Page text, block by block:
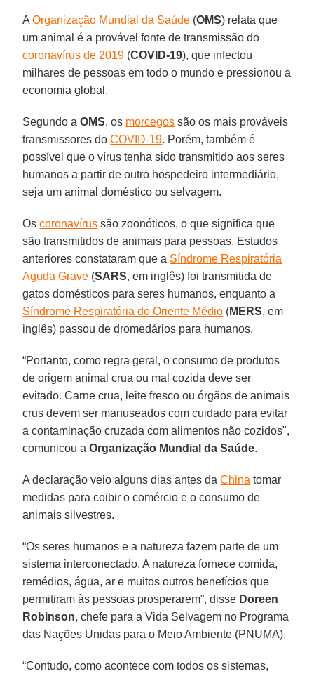
AOrganização Mundial da Saúde (OMS) relata que
um animal é a provável fonte de transmissão do
coronavírus de 2019 (COVID-19), que infectou
milhares de pessoas em todo o mundo e pressionou a
economia global.
Segundo aOMS, os morcegos são os mais prováveis
transmissores doCOVID-19. Porém, também é
possível que o vírus tenha sido transmitido aos seres
humanos a partir de outro hospedeiro intermediário,
seja um animal doméstico ou selvagem.
Oscoronavírus são zoonóticos, o que significa que
são transmitidos de animais para pessoas. Estudos
anteriores constataram que a Síndrome Respiratória
Aguda Grave (SARS, em inglês) foi transmitida de
gatos domésticos para seres humanos, enquanto a
Síndrome Respiratória do Oriente Médio (MERS, em
inglês) passou de dromedários para humanos.
“Portanto, como regra geral, o consumo de produtos
de origem animal crua ou mal cozida deve ser
evitado. Carne crua, leite fresco ou órgãos de animais
crus devem ser manuseados com cuidado para evitar
a contaminação cruzada com alimentos não cozidos",
comunicou aOrganização Mundial da Saúde.
A declaração veio alguns dias antes daChina tomar
medidas para coibir o comércio e o consumo de
animais silvestres.
“Os seres humanos e a natureza fazem parte de um
sistema interconectado. A natureza fornece comida,
remédios, água, ar e muitos outros benefícios que
permitiram às pessoas prosperarem”, disse Doreen
Robinson, chefe para a Vida Selvagem no Programa
das Nações Unidas para o Meio Ambiente (PNUMA).
“Contudo, como acontece com todos os sistemas,